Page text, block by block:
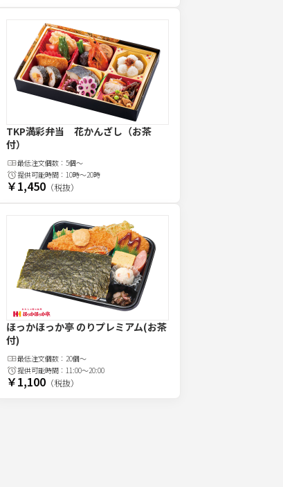
TKP満彩弁当 花かんざし（お茶
付）
最低注文個数： 5個～
提供可能時間： 10時～20時
￥1,450（税抜）
ほっかほっか亭 のりプレミアム(お茶
付)
最低注文個数： 20個～
提供可能時間： 11:00～20:00
￥1,100（税抜）